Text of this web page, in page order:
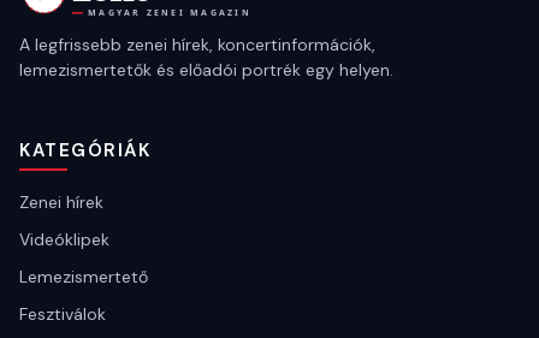
A legfrissebb zenei hírek, koncertinformációk,
lemezismertetők és előadói portrék egy helyen.
KATEGÓRIÁK
Zenei hírek
Videóklipek
Lemezismertető
Fesztiválok